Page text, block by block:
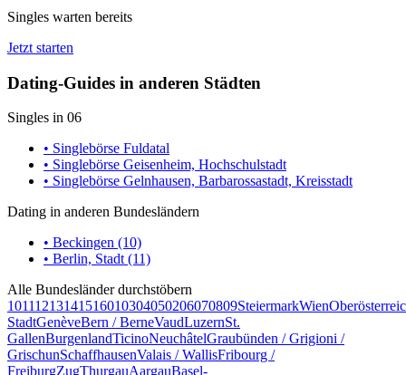
Singles warten bereits
Jetzt starten
Dating-Guides in anderen Städten
Singles in 06
• Singlebörse Fuldatal
• Singlebörse Geisenheim, Hochschulstadt
• Singlebörse Gelnhausen, Barbarossastadt, Kreisstadt
Dating in anderen Bundesländern
• Beckingen (10)
• Berlin, Stadt (11)
Alle Bundesländer durchstöbern
10111213141516010304050206070809SteiermarkWien
StadtGenèveBern / BerneVaudLuzernSt.
GallenBurgenlandTicinoNeuchâtelGraubünden / Grigioni /
GrischunSchaffhausenValais / WallisFribourg /
FreiburgZugThurgauAargauBasel-